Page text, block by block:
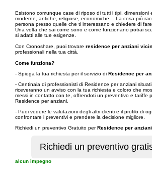
Esistono comunque case di riposo di tutti i tipi, dimensioni
moderne, antiche, religiose, economiche… La cosa più
persona presso quelle che ti interessano e chiedere di
Una volta che sai come sono e come funzionano potrai
si adatti alle tue esigenze.
Con Cronoshare, puoi trovare residence per anziani
professionali nella tua città.
Come funziona?
- Spiega la tua richiesta per il servizio di Residence per
- Centinaia di professionisti di Residence per anziani
riceveranno un avviso con la tua richiesta e coloro che
messi in contatto con te, offrendoti un preventivo e tariffe
Residence per anziani.
- Puoi vedere le valutazioni degli altri clienti e il profilo di
confrontare i preventivi e prendere la decisione migliore.
Richiedi un preventivo Gratuito perResidence per anziani
alcun impegno